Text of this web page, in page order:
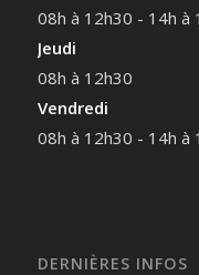
08h à 12h30 - 14h à
Jeudi
08h à 12h30
Vendredi
08h à 12h30 - 14h à
DERNIÈRES INFOS